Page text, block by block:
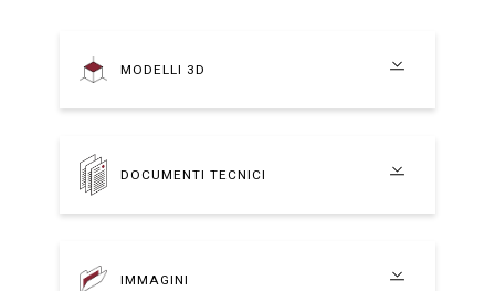
MODELLI 3D
DOCUMENTI TECNICI
IMMAGINI